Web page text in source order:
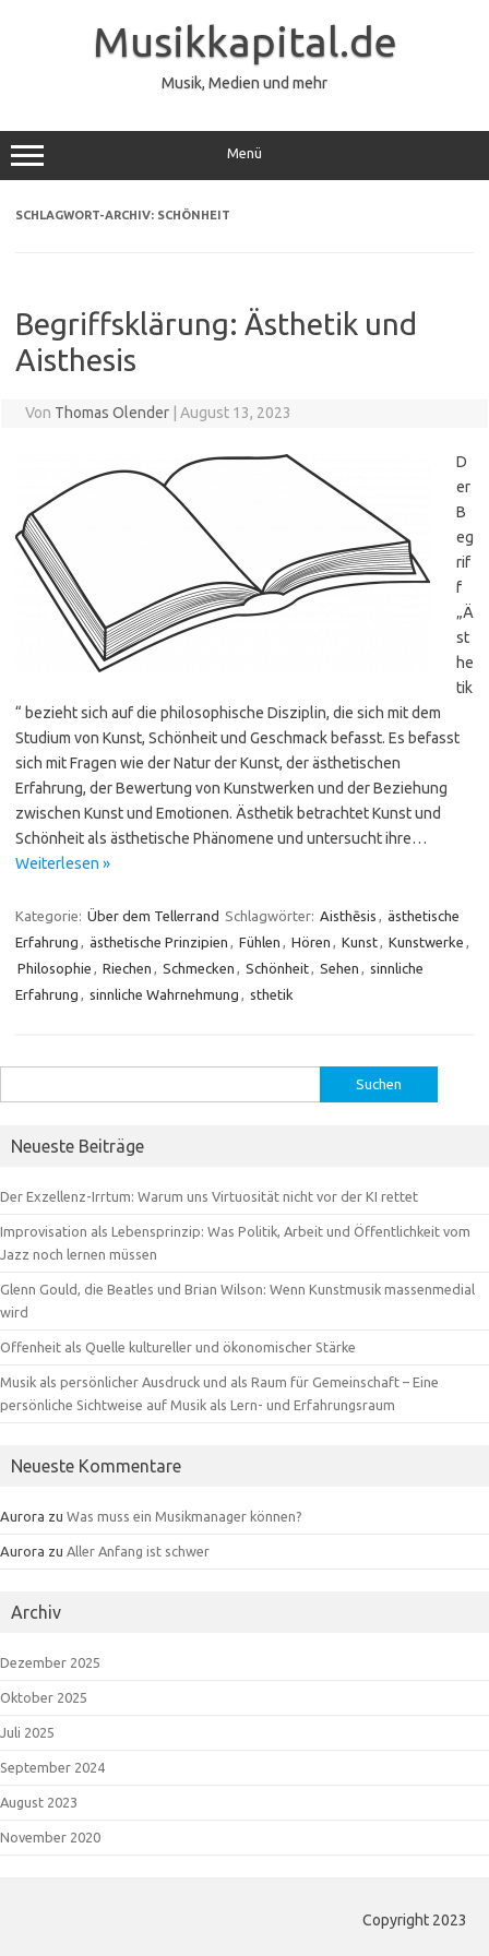
Musikkapital.de
Musik, Medien und mehr
Menü
SCHLAGWORT-ARCHIV: SCHÖNHEIT
Begriffsklärung: Ästhetik und
Aisthesis
Von Thomas Olender August 13, 2023
D
er
B
eg
rif
f
„Ä
st
he
tik
“ bezieht sich auf die philosophische Disziplin, die sich mit dem
Studium von Kunst, Schönheit und Geschmack befasst. Es befasst
sich mit Fragen wie der Natur der Kunst, der ästhetischen
Erfahrung, der Bewertung von Kunstwerken und der Beziehung
zwischen Kunst und Emotionen. Ästhetik betrachtet Kunst und
Schönheit als ästhetische Phänomene und untersucht ihre…
Weiterlesen »
Kategorie: Über dem Tellerrand Schlagwörter: Aisthēsis , ästhetische
Erfahrung , ästhetische Prinzipien , Fühlen , Hören , Kunst, Kunstwerke ,
Philosophie , Riechen , Schmecken , Schönheit, Sehen , sinnliche
Erfahrung , sinnliche Wahrnehmung , sthetik
nach:
Neueste Beiträge
Der Exzellenz-Irrtum: Warum uns Virtuosität nicht vor der KI rettet
Improvisation als Lebensprinzip: Was Politik, Arbeit und Öffentlichkeit vom
Jazz noch lernen müssen
Glenn Gould, die Beatles und Brian Wilson: Wenn Kunstmusik massenmedial
wird
Offenheit als Quelle kultureller und ökonomischer Stärke
Musik als persönlicher Ausdruck und als Raum für Gemeinschaft – Eine
persönliche Sichtweise auf Musik als Lern- und Erfahrungsraum
Neueste Kommentare
Aurora zu Was muss ein Musikmanager können?
Aurora zu Aller Anfang ist schwer
Archiv
Dezember 2025
Oktober 2025
Juli 2025
September 2024
August 2023
November 2020
Copyright 2023